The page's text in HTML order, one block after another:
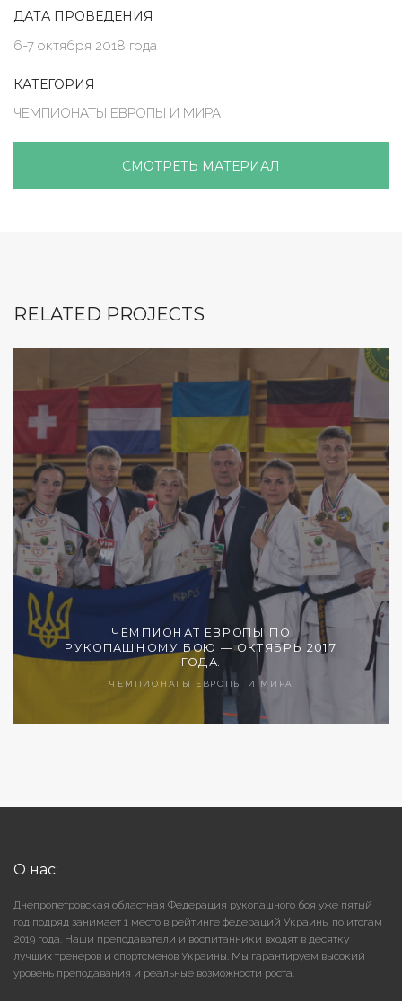
ДАТА ПРОВЕДЕНИЯ
6-7 октября 2018 года
КАТЕГОРИЯ
ЧЕМПИОНАТЫ ЕВРОПЫ И МИРА
СМОТРЕТЬ МАТЕРИАЛ
RELATED PROJECTS
ЧЕМПИОНАТ ЕВРОПЫ ПО
РУКОПАШНОМУ БОЮ — ОКТЯБРЬ 2017
ГОДА.
ЧЕМПИОНАТЫ ЕВРОПЫ И МИРА
О нас:
Днепропетровская областная Федерация рукопашного боя уже пятый
год подряд занимает 1 место в рейтинге федераций Украины по итогам
2019 года. Наши преподаватели и воспитанники входят в десятку
лучших тренеров и спортсменов Украины. Мы гарантируем высокий
уровень преподавания и реальные возможности роста.